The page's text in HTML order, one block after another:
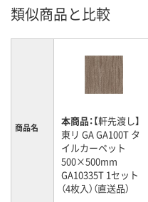
類似商品と比較
商品名 本商品：【軒先渡し】
東リ GA GA100T タ
イルカーペット
500×500mm
GA10335T 1セット
（4枚入）（直送品）